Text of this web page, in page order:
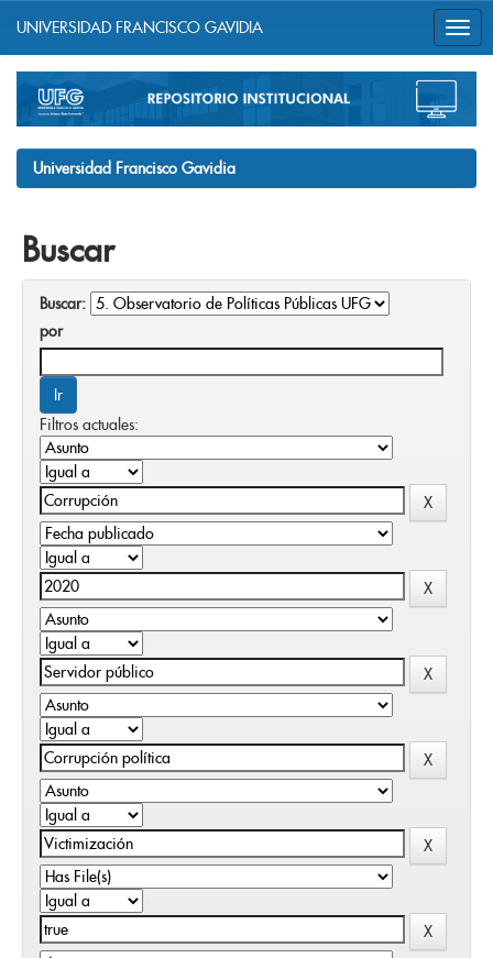
navigation
UNIVERSIDAD FRANCISCO GAVIDIA
Universidad Francisco Gavidia
Buscar
Buscar:
por
Filtros actuales: